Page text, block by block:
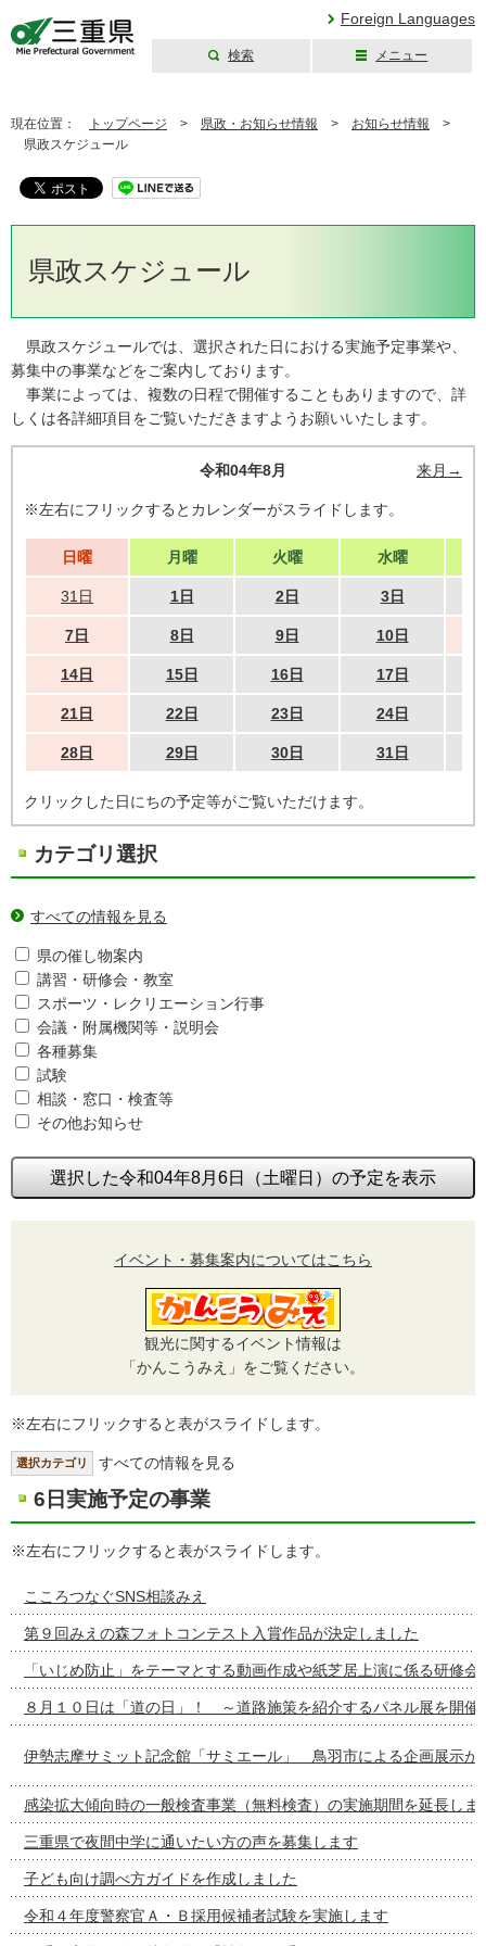
Foreign Languages
検索 メニュー
現在位置： トップページ > 県政・お知らせ情報 > お知らせ情報 >
県政スケジュール
県政スケジュール
県政スケジュールでは、選択された日における実施予定事業や、
募集中の事業などをご案内しております。
事業によっては、複数の日程で開催することもありますので、詳
しくは各詳細項目をご覧いただきますようお願いいたします。
令和04年8月 来月→
※左右にフリックするとカレンダーがスライドします。
日曜 月曜 火曜 水曜
31日 1日 2日 3日
7日 8日 9日 10日
14日 15日 16日 17日
21日 22日 23日 24日
28日 29日 30日 31日
クリックした日にちの予定等がご覧いただけます。
カテゴリ選択
すべての情報を見る
県の催し物案内
講習・研修会・教室
スポーツ・レクリエーション行事
会議・附属機関等・説明会
各種募集
試験
相談・窓口・検査等
その他お知らせ
選択した令和04年8月6日（土曜日）の予定を表示
イベント・募集案内についてはこちら
観光に関するイベント情報は
「かんこうみえ」をご覧ください。
※左右にフリックすると表がスライドします。
選択カテゴリ すべての情報を見る
6日実施予定の事業
※左右にフリックすると表がスライドします。
こころつなぐSNS相談みえ
第９回みえの森フォトコンテスト入賞作品が決定しました
「いじめ防止」をテーマとする動画作成や紙芝居上演に係る研修
８月１０日は「道の日」！ ～道路施策を紹介するパネル展を開催
伊勢志摩サミット記念館「サミエール」 鳥羽市による企画展示が
感染拡大傾向時の一般検査事業（無料検査）の実施期間を延長しま
三重県で夜間中学に通いたい方の声を募集します
子ども向け調べ方ガイドを作成しました
令和４年度警察官Ａ・Ｂ採用候補者試験を実施します